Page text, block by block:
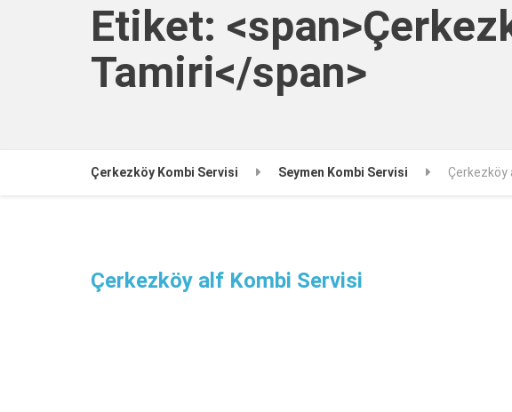
Etiket:
Tamiri</span>
Çerkezköy Kombi Servisi Seymen Kombi Servisi Çerkezköy
Çerkezköy alf Kombi Servisi